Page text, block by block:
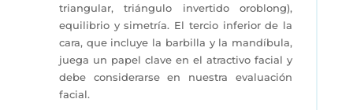
triangular, triángulo invertido oroblong),
equilibrio y simetría. El tercio inferior de la
cara, que incluye la barbilla y la mandíbula,
juega un papel clave en el atractivo facial y
debe considerarse en nuestra evaluación
facial.